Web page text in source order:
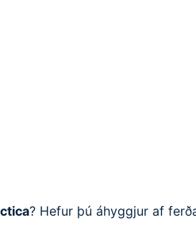
? Hefur þú áhyggjur af